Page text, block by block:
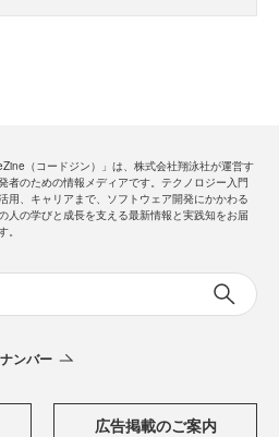
（コードジン）」は、株式会社翔泳社が運営す
者のための情報メディアです。テクノロジー入門
用、キャリアまで、ソフトウェア開発にかかわる
人の学びと成長を支える最新情報と実践知をお届
。
ンバー
広告掲載のご案内